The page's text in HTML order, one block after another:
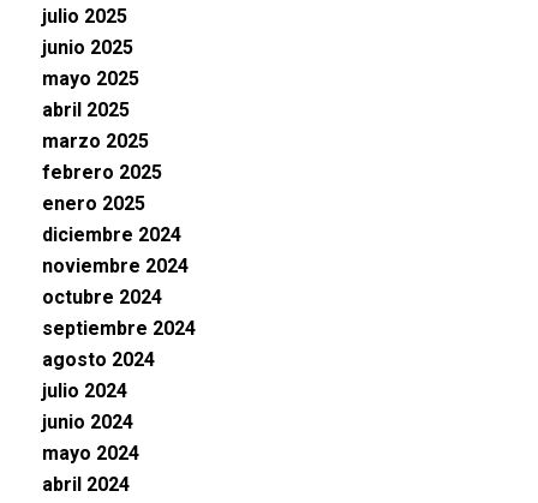
julio 2025
junio 2025
mayo 2025
abril 2025
marzo 2025
febrero 2025
enero 2025
diciembre 2024
noviembre 2024
octubre 2024
septiembre 2024
agosto 2024
julio 2024
junio 2024
mayo 2024
abril 2024